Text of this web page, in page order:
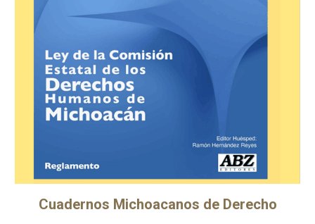
Cuadernos Michoacanos de Derecho